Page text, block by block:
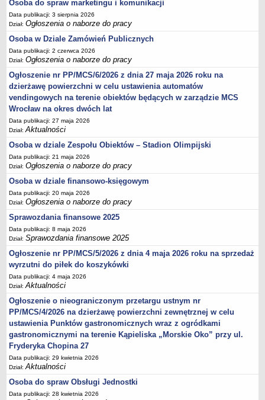
RODO
Kontrole
Petycje
Rejestr wniosków o udostępnienie informacji publicznej
Deklaracja dostępności
Plan postępowań
Platforma zakupowa
SPRAWOZDANIA
Sprawozdania finansowe 2020
Sprawozdania finansowe 2021
Sprawozdania finansowe 2022
Sprawozdania finansowe 2023
Sprawozdania finansowe 2024
Sprawozdania finansowe 2025
Osoba do spraw marketingu i komunikacji
Data publikacji: 3 sierpnia 2026
Dział:Ogłoszenia o naborze do pracy
Osoba w Dziale Zamówień Publicznych
Data publikacji: 2 czerwca 2026
Dział:Ogłoszenia o naborze do pracy
Ogłoszenie nr PP/MCS/6/2026 z dnia 27 maja 2026 roku na
dzierżawę powierzchni w celu ustawienia automatów
vendingowych na terenie obiektów będących w zarządzie MCS
Wrocław na okres dwóch lat
Data publikacji: 27 maja 2026
Dział:Aktualności
Osoba w dziale Zespołu Obiektów – Stadion Olimpijski
Data publikacji: 21 maja 2026
Dział:Ogłoszenia o naborze do pracy
Osoba w dziale finansowo-księgowym
Data publikacji: 20 maja 2026
Dział:Ogłoszenia o naborze do pracy
Sprawozdania finansowe 2025
Data publikacji: 8 maja 2026
Dział:Sprawozdania finansowe 2025
Ogłoszenie nr PP/MCS/5/2026 z dnia 4 maja 2026 roku na sprzedaż
wyrzutni do piłek do koszykówki
Data publikacji: 4 maja 2026
Dział:Aktualności
Ogłoszenie o nieograniczonym przetargu ustnym nr
PP/MCS/4/2026 na dzierżawę powierzchni zewnętrznej w celu
ustawienia Punktów gastronomicznych wraz z ogródkami
gastronomicznymi na terenie Kąpieliska „Morskie Oko” przy ul.
Fryderyka Chopina 27
Data publikacji: 29 kwietnia 2026
Dział:Aktualności
Osoba do spraw Obsługi Jednostki
Data publikacji: 28 kwietnia 2026